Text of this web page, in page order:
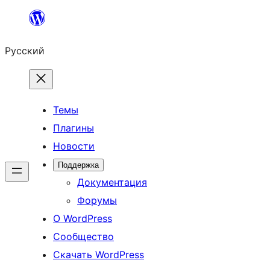
Перейти
содержимому
Русский
Темы
Плагины
Новости
Поддержка
Документация
Форумы
О WordPress
Сообщество
Скачать WordPress